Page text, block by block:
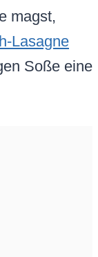
magst,
Lasagne
Soße eine